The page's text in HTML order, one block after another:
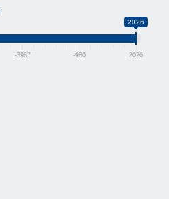
2026
-3987 -980 2026